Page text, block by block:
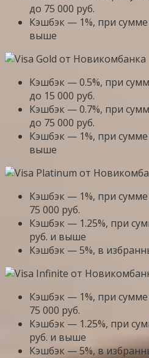
до 75 000 руб.
Кэшбэк — 1%, при сумме
выше
Кэшбэк — 0.5%, при
до 15 000 руб.
Кэшбэк — 0.7%, при
до 75 000 руб.
Кэшбэк — 1%, при сумме
выше
Кэшбэк — 1%, при
75 000 руб.
Кэшбэк — 1.25%, при
руб. и выше
Кэшбэк — 5%, в
Кэшбэк — 1%, при
75 000 руб.
Кэшбэк — 1.25%, при
руб. и выше
Кэшбэк — 5%, в